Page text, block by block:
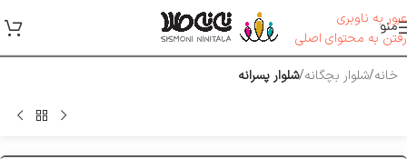
عبور به ناوبری
رفتن به محتوای اصلی
منو
خانه شلوار بچگانه شلوار پسرانه